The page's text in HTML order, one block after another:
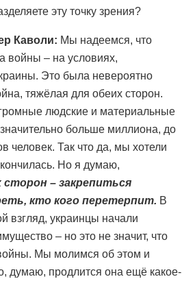
эту точку зрения?
Каволи: Мы надеемся, что
войны – на условиях,
Это была невероятно
тяжёлая для обеих сторон.
людские и материальные
больше миллиона, до
человек. Так что да, мы хотели
Но я думаю,
– закрепиться
кто кого перетерпит. В
взгляд, украинцы начали
– но это не значит, что
Мы молимся об этом и
думаю, продлится она ещё какое-